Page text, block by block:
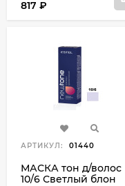
817 ₽
АРТИКУЛ: 01440
МАСКА тон д/волос
10/6 Светлый блон